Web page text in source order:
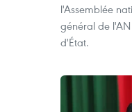
l'Assemblée
général de
d'État.